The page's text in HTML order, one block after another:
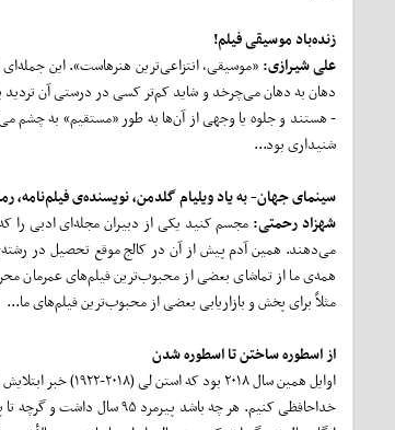
زندهباد موسیقی فیلم!
علی شیرازی:
دهان به دهان می‌چرخد و شاید کم‌تر کسی در درستی آن تردید
- هستند و جلوه یا وجهی از آن‌ها به طور «مستقیم» به چشم
شنیداری بود...
سینمای جهان- به یاد ویلیام گلدمن، نویسنده‌ی فیلم‌نامه،
شهزاد رحمتی: مجسم کنید یکی از دبیران مجله‌ای ادبی را
می‌دهند. همین آدم پیش از آن در کالج موقع تحصیل در
همه‌ی ما از تماشای بعضی از محبوب‌ترین فیلم‌های عمرمان
مثلاً برای پخش و بازاریابی بعضی از محبوب‌ترین فیلم‌های ما...
از اسطوره ساختن تا اسطوره شدن
اوایل همین سال
خداحافظی کنیم. هر چه